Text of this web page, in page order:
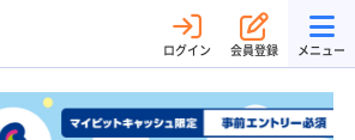
ログイン 会員登録 メニュー